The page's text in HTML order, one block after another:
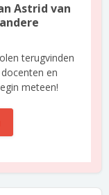
Astrid van
terugvinden
en
meteen!